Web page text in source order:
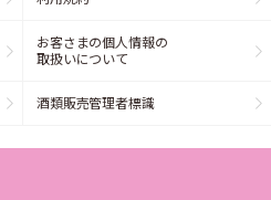
お客さまの個人情報の
取扱いについて
酒類販売管理者標識